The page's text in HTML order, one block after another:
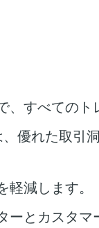
、すべてのト
、優れた取引
減します。
ーとカスタマ